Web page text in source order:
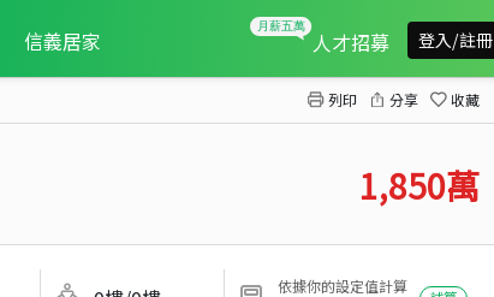
信義居家 人才招募 登入/註冊
列印 分享 收藏
1,850萬
依據你的設定值計算